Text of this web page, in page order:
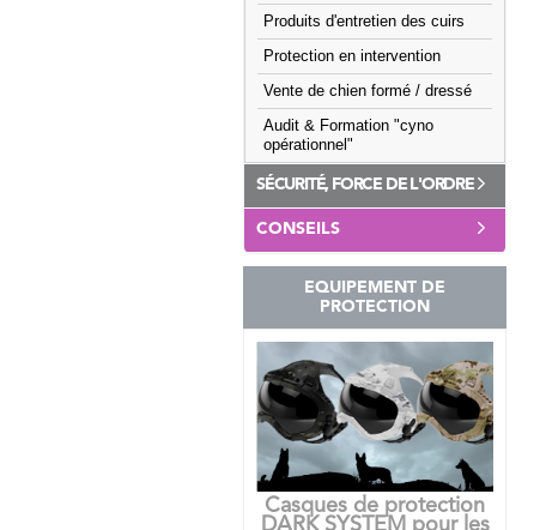
Produits d'entretien des cuirs
Protection en intervention
Vente de chien formé / dressé
Audit & Formation "cyno
opérationnel"
SÉCURITÉ, FORCE DE L'ORDRE
CONSEILS
EQUIPEMENT DE
PROTECTION
Casques de protection
DARK SYSTEM pour les